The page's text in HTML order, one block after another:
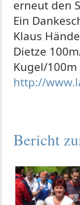
erneut den
Ein
Klaus
Dietze
Kugel/
http://
Bericht